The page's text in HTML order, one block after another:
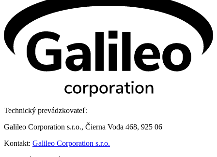
Technický prevádzkovateľ:
Galileo Corporation s.r.o., Čierna Voda 468, 925 06
Kontakt: Galileo Corporation s.r.o.